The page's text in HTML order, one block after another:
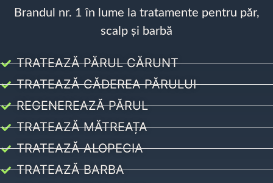
Brandul nr. 1 în lume la tratamente pentru păr,
scalp și barbă
TRATEAZĂ PĂRUL CĂRUNT
TRATEAZĂ CĂDEREA PĂRULUI
REGENEREAZĂ PĂRUL
TRATEAZĂ MĂTREAȚA
TRATEAZĂ ALOPECIA
TRATEAZĂ BARBA